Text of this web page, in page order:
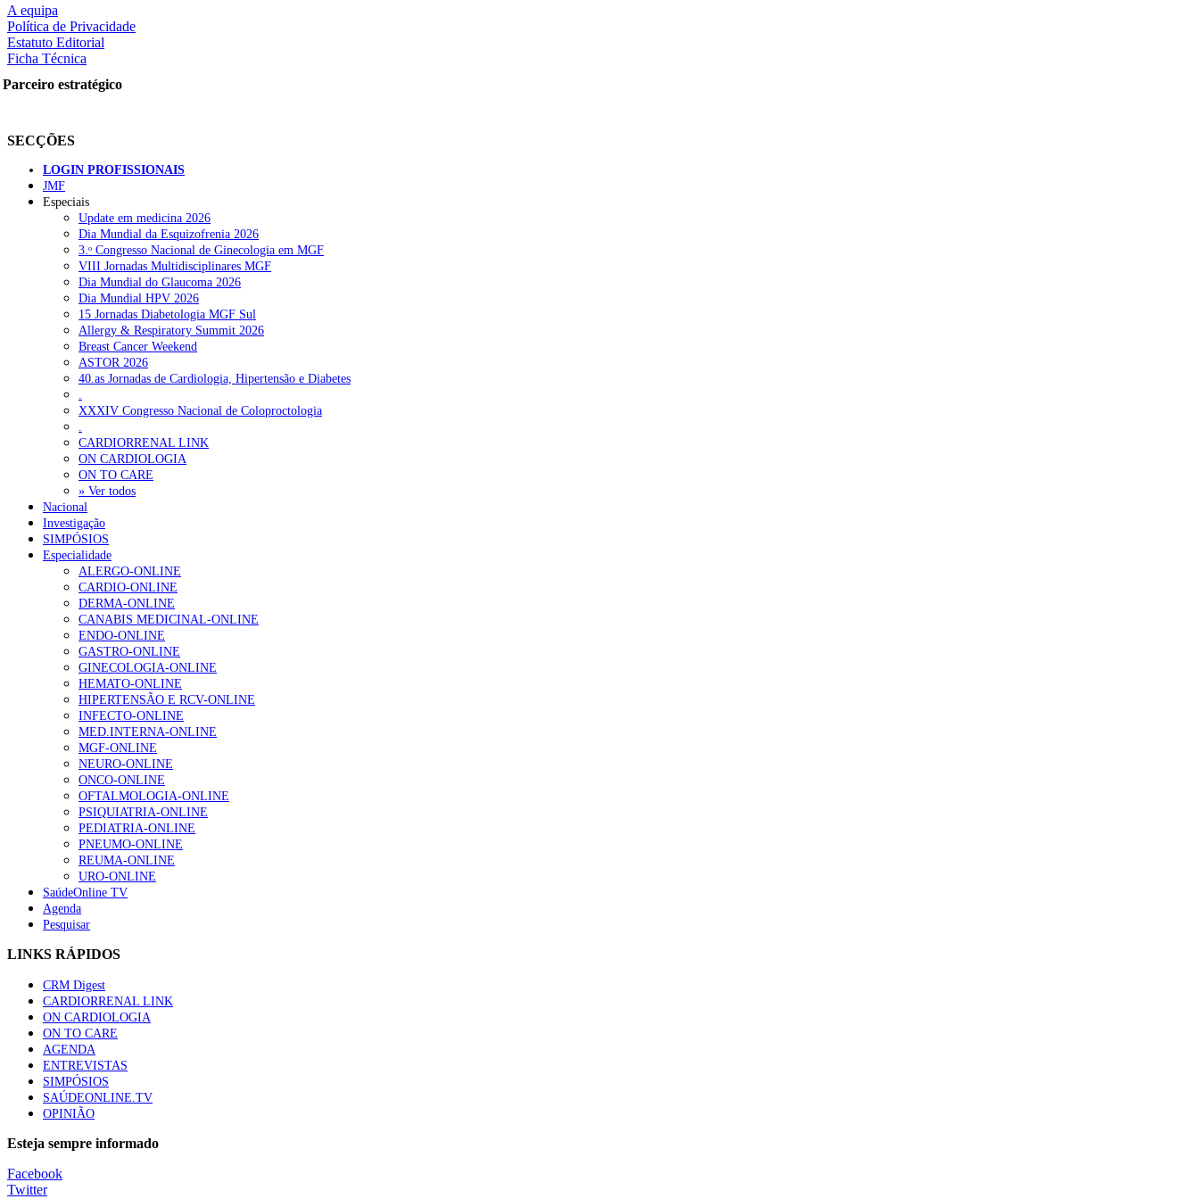
nas redes sociais:
RECENTES
Portugal está a formar os médicos de que precisa?
Estudantes de Medicina representados na 79.ª World Health Assembly
SCORA X-Change Portugal promove formação internacional em saúde sexual e reprodutiva
ANEM reúne com coordenador do Pacto Estratégico para a Saúde
Sindicato diz que nova carreira de médicos dentistas reforça estabilidade no SNS
MAIS LIDAS
Enfermagem Forense. “Da urgência ao tribunal, cada gesto conta e cada profissional faz a diferença”
202 visualizações
Alguns milhares de utentes podem ficar sem médico de família com nova regras do registo, alerta associação
175 visualizações
Quase quatro em cada dez doentes com enfarte apresentavam níveis elevados de Lp(a), revela estudo
86 visualizações
“Os programas de rastreio do cancro do pulmão são custo-efetivos e representam um investimento sustentável para os sistemas de saúde”
66 visualizações
Trodelvy aprovado para primeira linha no cancro da mama triplo negativo metastático em doentes não elegíveis para inibidores PD-(L)1
61 visualizações
Especialistas defendem mais potássio na alimentação para ajudar a controlar a hipertensão
57 visualizações
MAIS NOTÍCIAS
A equipa
Política de Privacidade
Estatuto Editorial
Ficha Técnica
Parceiro estratégico
SECÇÕES
LOGIN PROFISSIONAIS
JMF
Especiais
Update em medicina 2026
Dia Mundial da Esquizofrenia 2026
3.ᵒ Congresso Nacional de Ginecologia em MGF
VIII Jornadas Multidisciplinares MGF
Dia Mundial do Glaucoma 2026
Dia Mundial HPV 2026
15 Jornadas Diabetologia MGF Sul
Allergy & Respiratory Summit 2026
Breast Cancer Weekend
ASTOR 2026
40.as Jornadas de Cardiologia, Hipertensão e Diabetes
.
XXXIV Congresso Nacional de Coloproctologia
.
CARDIORRENAL LINK
ON CARDIOLOGIA
ON TO CARE
» Ver todos
Nacional
Investigação
SIMPÓSIOS
Especialidade
ALERGO-ONLINE
CARDIO-ONLINE
DERMA-ONLINE
CANABIS MEDICINAL-ONLINE
ENDO-ONLINE
GASTRO-ONLINE
GINECOLOGIA-ONLINE
HEMATO-ONLINE
HIPERTENSÃO E RCV-ONLINE
INFECTO-ONLINE
MED.INTERNA-ONLINE
MGF-ONLINE
NEURO-ONLINE
ONCO-ONLINE
OFTALMOLOGIA-ONLINE
PSIQUIATRIA-ONLINE
PEDIATRIA-ONLINE
PNEUMO-ONLINE
REUMA-ONLINE
URO-ONLINE
SaúdeOnline TV
Agenda
Pesquisar
LINKS RÁPIDOS
CRM Digest
CARDIORRENAL LINK
ON CARDIOLOGIA
ON TO CARE
AGENDA
ENTREVISTAS
SIMPÓSIOS
SAÚDEONLINE.TV
OPINIÃO
Esteja sempre informado
Facebook
Twitter